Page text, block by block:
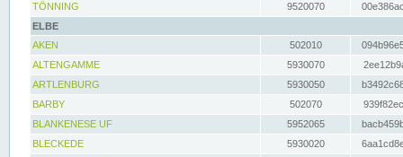
TÖNNING
9520070
ELBE
AKEN
502010
ALTENGAMME
5930070
ARTLENBURG
5930050
BARBY
502070
BLANKENESE UF
5952065
BLECKEDE
5930020